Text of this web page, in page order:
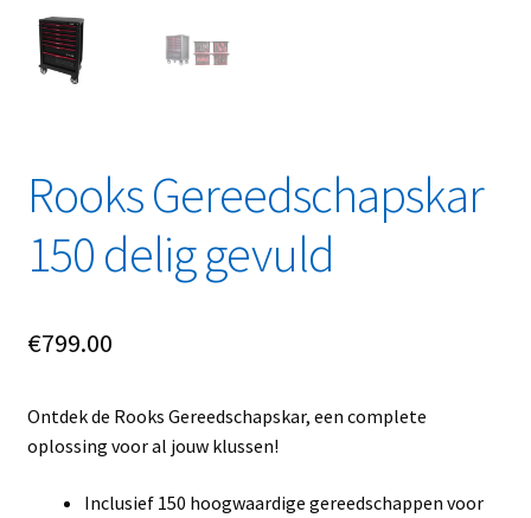
Overzicht
Privacybeleid
Videos
Winkelwagen
Rooks Gereedschapskar
150 delig gevuld
€799.00
Ontdek de Rooks Gereedschapskar, een complete
oplossing voor al jouw klussen!
Inclusief 150 hoogwaardige gereedschappen voor